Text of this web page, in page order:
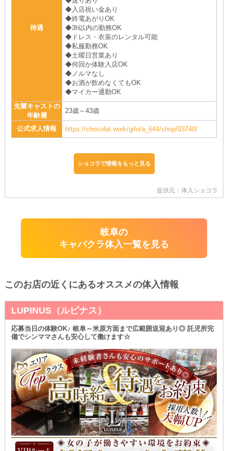
待遇
◆入店祝い金あり
◆終電あがりOK
◆3h以内の勤務OK
◆ドレス・衣装のレンタル可能
◆私服勤務OK
◆土曜日営業あり
◆何回か体験入店OK
◆ノルマなし
◆お酒が飲めなくてもOK
◆マイカー通勤OK
先輩キャストの
年齢層
23歳～43歳
公式求人情報 https://chocolat.work/gifu/a_644/shop/03740/
ショコラで情報をもっと見る
提供元：体入ショコラ
岐阜の
キャバクラ体入一覧を見る
このお店の近くにあるオススメの体入情報
LUPINUS（ルピナス）
応募当日の体験OK♪ 岐阜～米原方面まで広範囲送迎あり◎ 託児所完
備でシンママさんも安心して働けます☆